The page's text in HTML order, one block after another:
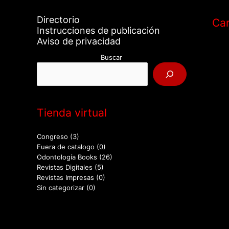
Directorio
Instrucciones de publicación
Aviso de privacidad
Buscar
Tienda virtual
Congreso (3)
Fuera de catalogo (0)
Odontología Books (26)
Revistas Digitales (5)
Revistas Impresas (0)
Sin categorizar (0)